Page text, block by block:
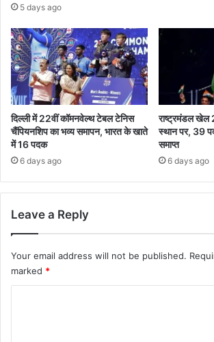
5 days ago
दिल्ली में 22वीं कॉमनवेल्थ टेबल टेनिस
चैंपियनशिप का भव्य समापन, भारत के खाते
में 16 पदक
6 days ago
राष्ट्रमंडल खेल
स्थान पर, 39
समाप्त
6 days ago
Leave a Reply
Your email address will not be published.
marked *